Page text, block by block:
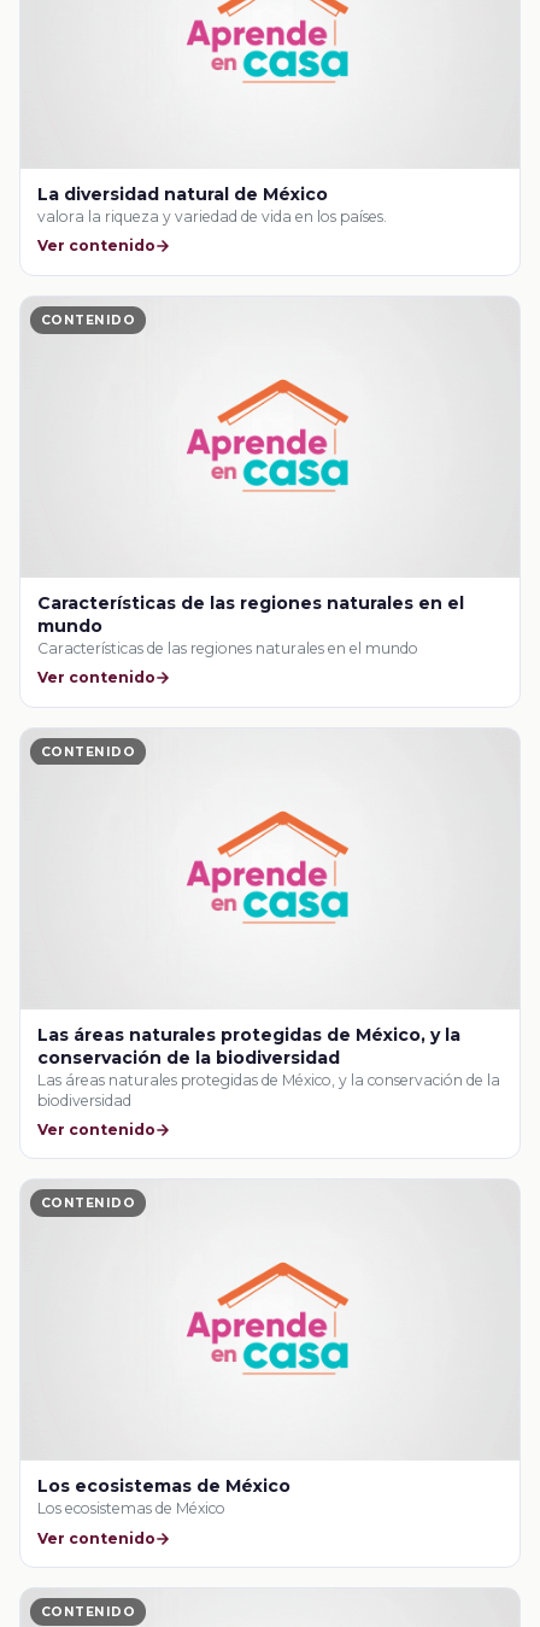
La diversidad natural de México
valora la riqueza y variedad de vida en los países.
Ver contenido
CONTENIDO
Características de las regiones naturales en el
mundo
Características de las regiones naturales en el mundo
Ver contenido
CONTENIDO
Las áreas naturales protegidas de México, y la
conservación de la biodiversidad
Las áreas naturales protegidas de México, y la conservación de la
biodiversidad
Ver contenido
CONTENIDO
Los ecosistemas de México
Los ecosistemas de México
Ver contenido
CONTENIDO